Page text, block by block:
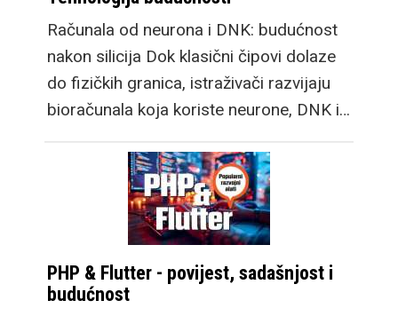
osim velike baterije
sada ima i brzo
punjenje, a novi dizajn
omogućuje i daleko
veću 100m
vodootpornost pa je
spreman za ronjenje,
asistirajući u učenju kao
detalja svakog zarona.
Računala od neurona i DNK: budućnost
nakon silicija Dok klasični čipovi dolaze
do fizičkih granica, istraživači razvijaju
bioračunala koja koriste neurone, DNK i…
PHP & Flutter - povijest, sadašnjost i
budućnost